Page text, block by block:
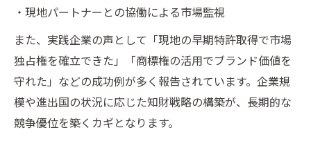
・現地パートナーとの協働による市場監視
また、実践企業の声として「現地の早期特許取得で市場
独占権を確立できた」「商標権の活用でブランド価値を
守れた」などの成功例が多く報告されています。企業規
模や進出国の状況に応じた知財戦略の構築が、長期的な
競争優位を築くカギとなります。